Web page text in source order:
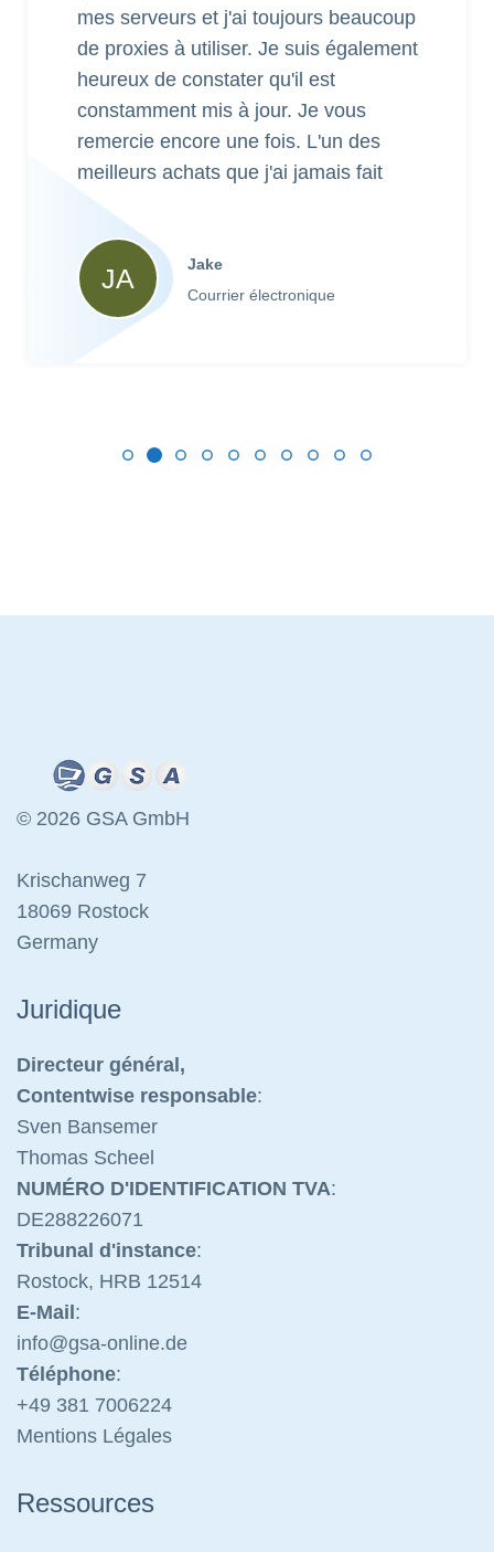
mes serveurs et j'ai toujours beaucoup
de proxies à utiliser. Je suis également
heureux de constater qu'il est
constamment mis à jour. Je vous
remercie encore une fois. L'un des
meilleurs achats que j'ai jamais fait
JA
Jake
Courrier électronique
© 2026 GSA GmbH
Krischanweg 7
18069 Rostock
Germany
Juridique
Directeur général,
Contentwise responsable:
Sven Bansemer
Thomas Scheel
NUMÉRO D'IDENTIFICATION TVA:
DE288226071
Tribunal d'instance:
Rostock, HRB 12514
E-Mail:
info@gsa-online.de
Téléphone:
+49 381 7006224
Mentions Légales
Ressources